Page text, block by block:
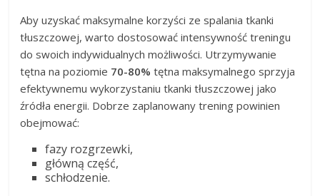
Aby uzyskać maksymalne korzyści ze spalania tkanki
tłuszczowej, warto dostosować intensywność treningu
do swoich indywidualnych możliwości. Utrzymywanie
tętna na poziomie 70-80% tętna maksymalnego sprzyja
efektywnemu wykorzystaniu tkanki tłuszczowej jako
źródła energii. Dobrze zaplanowany trening powinien
obejmować:
fazy rozgrzewki,
główną część,
schłodzenie.